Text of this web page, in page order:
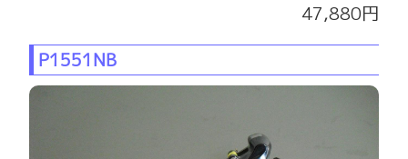
47,880円
P1551NB